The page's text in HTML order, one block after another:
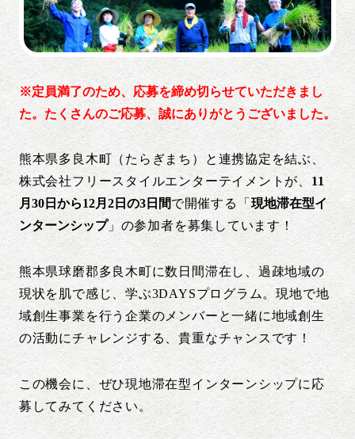
※定員満了のため、応募を締め切らせていただきまし
た。たくさんのご応募、誠にありがとうございました。
熊本県多良木町（たらぎまち）と連携協定を結ぶ、
株式会社フリースタイルエンターテイメントが、 11
月30日から12月2日の3日間で開催する「 現地滞在型イ
ンターンシップ」の参加者を募集しています！
熊本県球磨郡多良木町に数日間滞在し、過疎地域の
現状を肌で感じ、学ぶ3DAYSプログラム。現地で地
域創生事業を行う企業のメンバーと一緒に地域創生
の活動にチャレンジする、貴重なチャンスです！
この機会に、ぜひ現地滞在型インターンシップに応
募してみてください。